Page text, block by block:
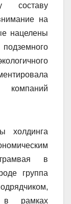
составу
на
нацелены
компаний
холдинга
в
группа
в рамках